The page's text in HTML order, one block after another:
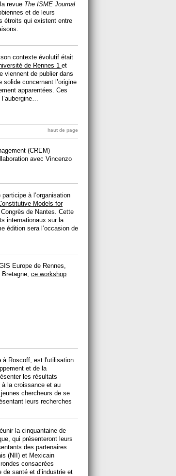
revue The ISME Journal
et de leurs
étroits qui existent entre
contexte évolutif était
de Rennes 1 et
viennent de publier dans
solide concernant l’origine
apparentées. Ces
haut de page
(CREM)
avec Vincenzo
à l’organisation
Models for
de Nantes. Cette
internationaux sur la
édition sera l’occasion de
Europe de Rennes,
ce workshop
à Roscoff, est l'utilisation
et de la
les résultats
la croissance et au
chercheurs de se
leurs recherches
la cinquantaine de
qui présenteront leurs
des partenaires
(NII) et Mexicain
consacrées
santé et d’industrie et